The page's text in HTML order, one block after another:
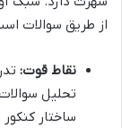
از طریق سوالات
نقاط قوت:
تحلیل
ساختار